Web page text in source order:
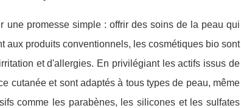
une promesse simple : offrir des soins de la peau qui
aux produits conventionnels, les cosmétiques bio sont
et d'allergies. En privilégiant les actifs issus de
cutanée et sont adaptés à tous types de peau, même
comme les parabènes, les silicones et les sulfates